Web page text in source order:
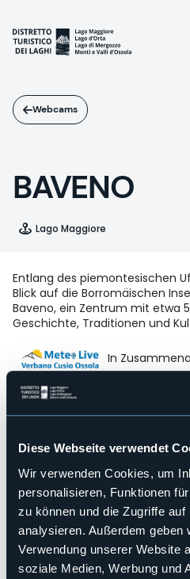
Diese Webseite verwendet
Wir verwenden Cookies, um
personalisieren, Funktionen
zu können und die Zugriffe
analysieren. Außerdem geben
Verwendung unserer Website
soziale Medien, Werbung und
Inhalt
Webcams
BAVENO
Lago Maggiore
Entlang des piemontesischen
Blick auf die Borromäischen
Baveno, ein Zentrum mit etwa
Geschichte, Traditionen und
In